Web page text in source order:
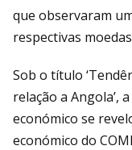
que observaram
respectivas
Sob o título
relação a Angola’,
económico se
económico do